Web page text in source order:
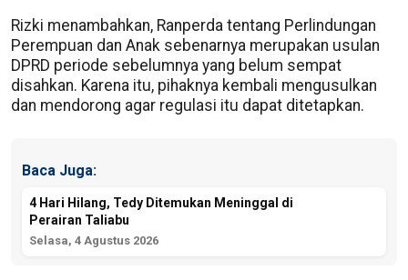
Rizki menambahkan, Ranperda tentang Perlindungan
Perempuan dan Anak sebenarnya merupakan usulan
DPRD periode sebelumnya yang belum sempat
disahkan. Karena itu, pihaknya kembali mengusulkan
dan mendorong agar regulasi itu dapat ditetapkan.
Baca Juga:
4 Hari Hilang, Tedy Ditemukan Meninggal di
Perairan Taliabu
Selasa, 4 Agustus 2026